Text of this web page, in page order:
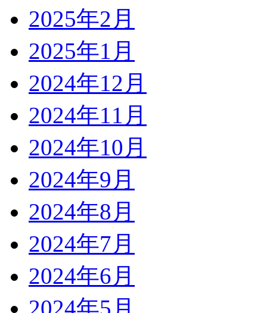
2025年2月
2025年1月
2024年12月
2024年11月
2024年10月
2024年9月
2024年8月
2024年7月
2024年6月
2024年5月